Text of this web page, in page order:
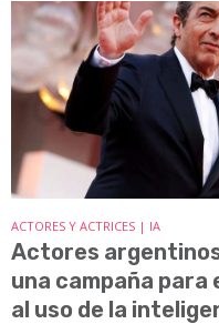
ACTORES Y ACTRICES | IA
Actores
una campaña para
al uso de la